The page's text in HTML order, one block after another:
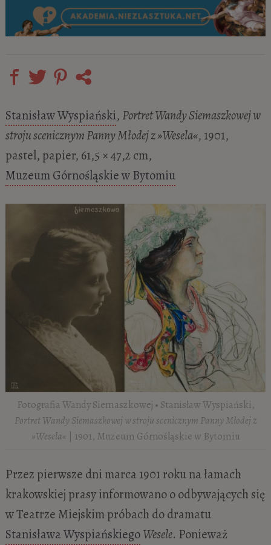
Stanisław Wyspiański, Portret Wandy Siemaszkowej w
stroju scenicznym Panny Młodej z »Wesela«, 1901,
pastel, papier, 61,5 × 47,2 cm,
Muzeum Górnośląskie w Bytomiu
Fotografia Wandy Siemaszkowej • Stanisław Wyspiański,
Portret Wandy Siemaszkowej w stroju scenicznym Panny Młodej z
»Wesela« | 1901, Muzeum Górnośląskie w Bytomiu
Przez pierwsze dni marca 1901 roku na łamach
krakowskiej prasy informowano o odbywających się
w Teatrze Miejskim próbach do dramatu
Stanisława WyspiańskiegoWesele. Ponieważ